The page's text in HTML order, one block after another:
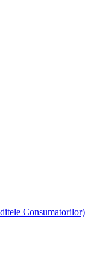
Consumatorilor)